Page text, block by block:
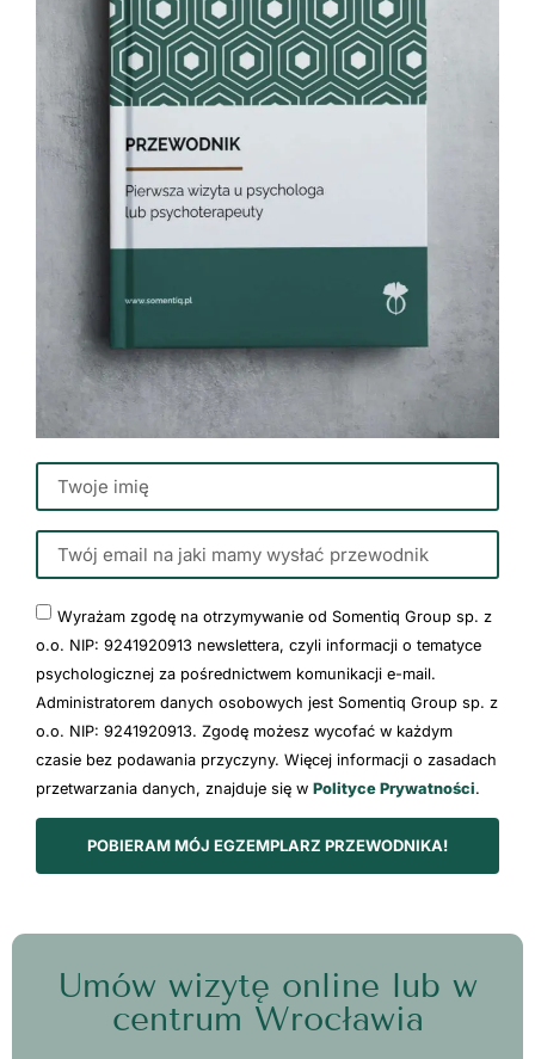
Wyrażam zgodę na otrzymywanie od Somentiq Group sp. z
o.o. NIP: 9241920913 newslettera, czyli informacji o tematyce
psychologicznej za pośrednictwem komunikacji e-mail.
Administratorem danych osobowych jest Somentiq Group sp. z
o.o. NIP: 9241920913. Zgodę możesz wycofać w każdym
czasie bez podawania przyczyny. Więcej informacji o zasadach
przetwarzania danych, znajduje się w Polityce Prywatności.
POBIERAM MÓJ EGZEMPLARZ PRZEWODNIKA!
Umów wizytę online lub w
centrum Wrocławia